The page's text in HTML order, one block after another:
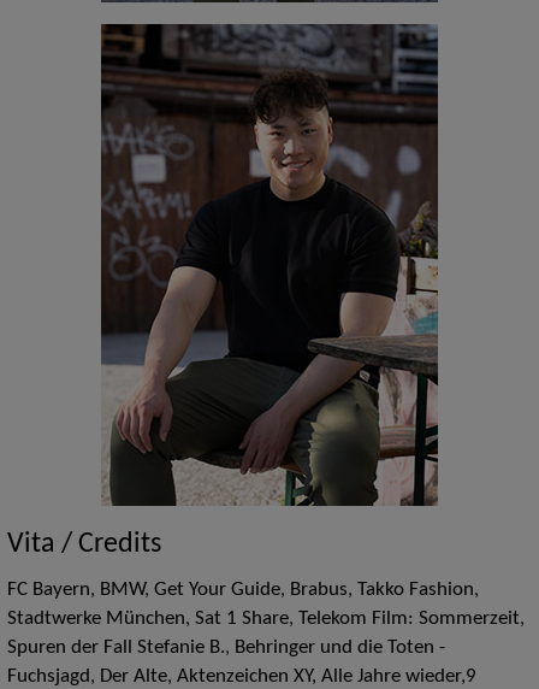
Vita / Credits
FC Bayern, BMW, Get Your Guide, Brabus, Takko Fashion,
Stadtwerke München, Sat 1 Share, Telekom Film: Sommerzeit,
Spuren der Fall Stefanie B., Behringer und die Toten -
Fuchsjagd, Der Alte, Aktenzeichen XY, Alle Jahre wieder,9